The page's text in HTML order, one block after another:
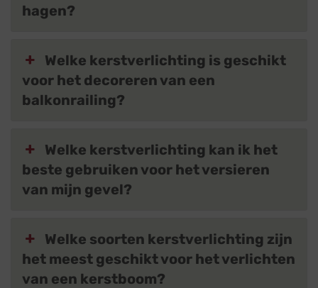
hagen?
Welke kerstverlichting is geschikt
voor het decoreren van een
balkonrailing?
Welke kerstverlichting kan ik het
beste gebruiken voor het versieren
van mijn gevel?
Welke soorten kerstverlichting zijn
het meest geschikt voor het verlichten
van een kerstboom?